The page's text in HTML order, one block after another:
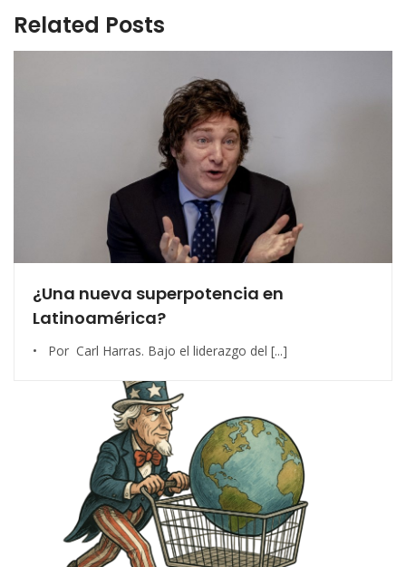
Related Posts
¿Una nueva superpotencia en
Latinoamérica?
• Por Carl Harras. Bajo el liderazgo del [...]